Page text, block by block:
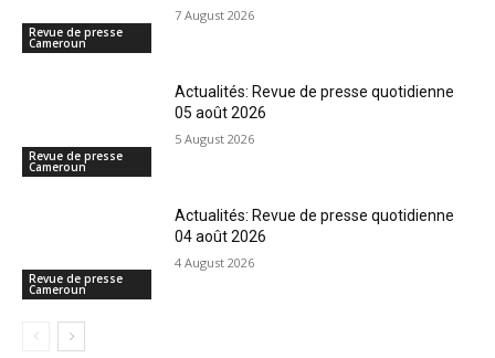
Revue de presse
Cameroun
7 August 2026
Revue de presse
Cameroun
Actualités: Revue de presse quotidienne
05 août 2026
5 August 2026
Revue de presse
Cameroun
Actualités: Revue de presse quotidienne
04 août 2026
4 August 2026